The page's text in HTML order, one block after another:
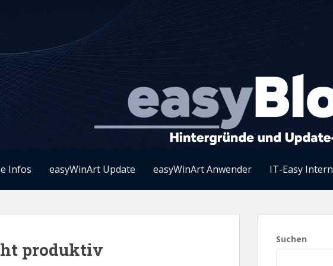
Infos easyWinArt Update easyWinArt Anwender IT-Easy Intern
produktiv
Suchen